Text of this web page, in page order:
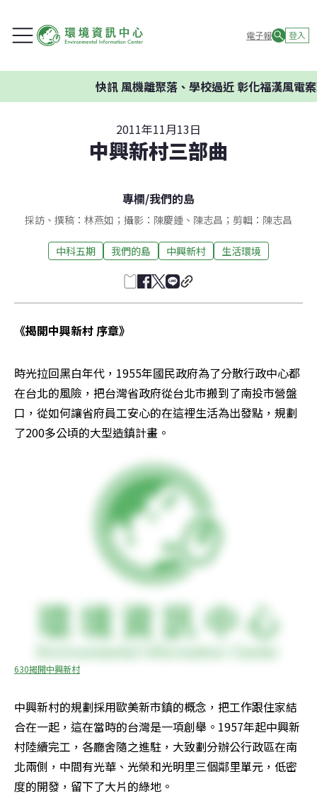
電子報 登入
快訊風機離聚落、學校過近 彰化福漢風電案環
2011年11月13日
中興新村三部曲
專欄/我們的島
採訪、撰稿：林燕如；攝影：陳慶鍾、陳志昌；剪輯：陳志昌
中科五期 我們的島 中興新村 生活環境
《揭開中興新村 序章》
時光拉回黑白年代，1955年國民政府為了分散行政中心都
在台北的風險，把台灣省政府從台北市搬到了南投市營盤
口，從如何讓省府員工安心的在這裡生活為出發點，規劃
了200多公頃的大型造鎮計畫。
630揭開中興新村
中興新村的規劃採用歐美新市鎮的概念，把工作跟住家結
合在一起，這在當時的台灣是一項創舉。1957年起中興新
村陸續完工，各廳舍隨之進駐，大致劃分辦公行政區在南
北兩側，中間有光華、光榮和光明里三個鄰里單元，低密
度的開發，留下了大片的綠地。